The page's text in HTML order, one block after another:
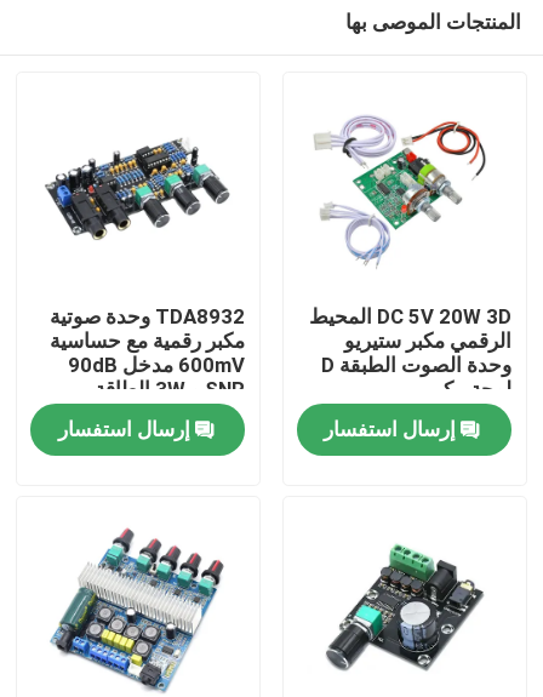
معلومات عنا
المنتجات الموصى بها
DC 5V 20W 3D المحيط
الرقمي مكبر ستيريو
وحدة الصوت الطبقة D
لوحة مكبر
إرسال استفسار
TDA8932 وحدة صوتية
مكبر رقمية مع حساسية
600mV مدخل 90dB
SNR و 3W الطاقة
الخارجة
إرسال استفسار